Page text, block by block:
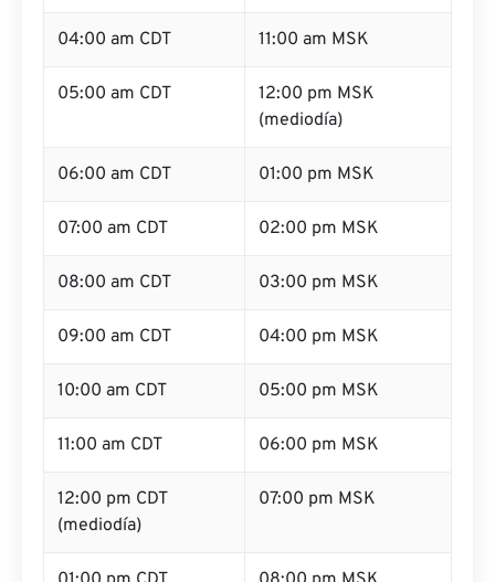
04:00 am CDT 11:00 am MSK
05:00 am CDT
12:00 pm MSK
(mediodía)
06:00 am CDT 01:00 pm MSK
07:00 am CDT 02:00 pm MSK
08:00 am CDT 03:00 pm MSK
09:00 am CDT 04:00 pm MSK
10:00 am CDT 05:00 pm MSK
11:00 am CDT 06:00 pm MSK
12:00 pm CDT
(mediodía)
07:00 pm MSK